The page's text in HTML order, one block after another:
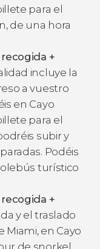
para el
de una hora
+
incluye la
a vuestro
en Cayo
para el
subir y
Podéis
turístico
+
y el traslado
en Cayo
de snorkel